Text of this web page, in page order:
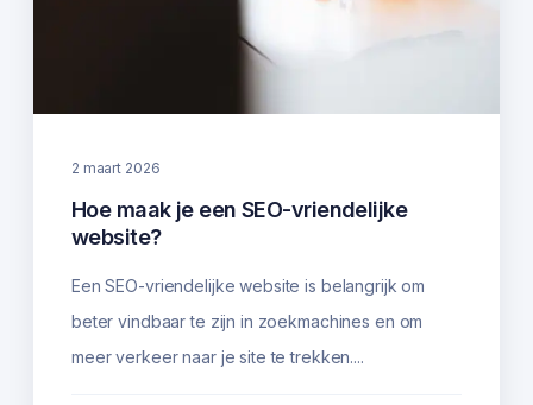
2 maart 2026
Hoe maak je een SEO-vriendelijke
website?
Een SEO-vriendelijke website is belangrijk om
beter vindbaar te zijn in zoekmachines en om
meer verkeer naar je site te trekken....